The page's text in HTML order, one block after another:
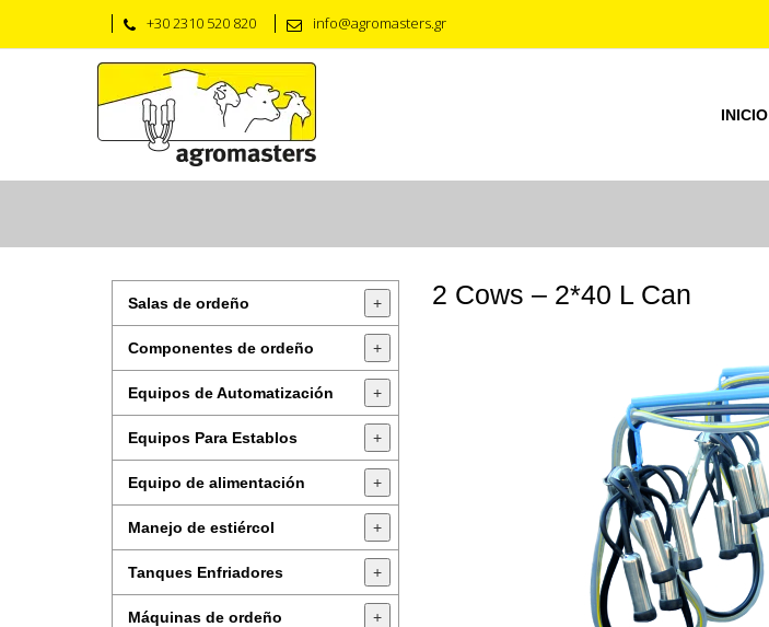
+30 2310 520 820 info@agromasters.gr
INICIO
Salas de ordeño +
Componentes de ordeño +
Equipos de Automatización +
Equipos Para Establos +
Equipo de alimentación +
Manejo de estiércol +
Tanques Enfriadores +
Máquinas de ordeño +
2 Cows – 2*40 L Can